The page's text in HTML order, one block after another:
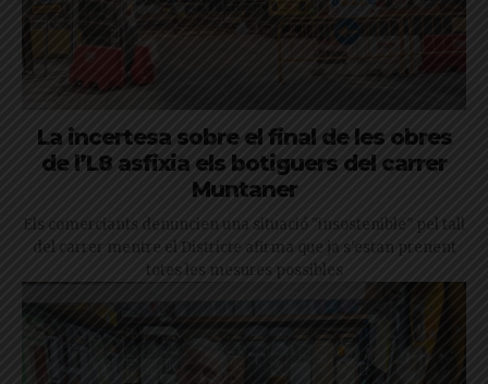
La incertesa sobre el final de les obres
de l’L8 asfixia els botiguers del carrer
Muntaner
Els comerciants denuncien una situació "insostenible" pel tall
del carrer mentre el Districte afirma que ja s'estan prenent
totes les mesures possibles